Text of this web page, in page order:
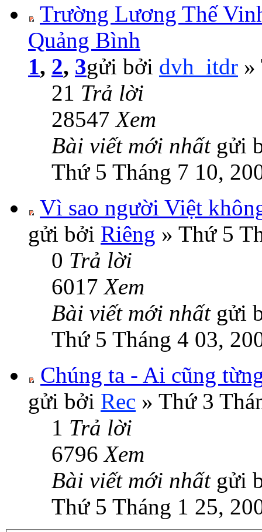
Trường Lương Thế
Quảng Bình
1, 2, 3gửi bởi dvh_itdr »
21 Trả lời
28547Xem
Bài viết mới nhất gửi
Thứ 5 Tháng 7 10,
Vì sao người Việt
gửi bởi Riêng » Thứ 5
0 Trả lời
6017Xem
Bài viết mới nhất gửi
Thứ 5 Tháng 4 03,
Chúng ta - Ai cũng
gửi bởi Rec » Thứ 3
1 Trả lời
6796Xem
Bài viết mới nhất gửi
Thứ 5 Tháng 1 25,